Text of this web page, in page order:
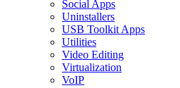
Social Apps
Uninstallers
USB Toolkit Apps
Utilities
Video Editing
Virtualization
VoIP